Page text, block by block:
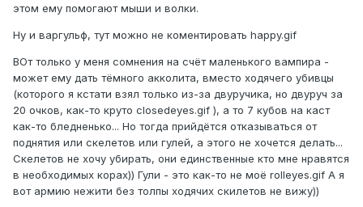
этом ему помогают мыши и волки.
Ну и варгульф, тут можно не коментировать happy.gif
ВОт только у меня сомнения на счёт маленького вампира -
может ему дать тёмного акколита, вместо ходячего убивцы
(которого я кстати взял только из-за двуручика, но двуруч за
20 очков, как-то круто closedeyes.gif ), а то 7 кубов на каст
как-то бледненько... Но тогда прийдётся отказываться от
поднятия или скелетов или гулей, а этого не хочется делать...
Скелетов не хочу убирать, они единственные кто мне нравятся
в необходимых корах)) Гули - это как-то не моё rolleyes.gif А я
вот армию нежити без толпы ходячих скилетов не вижу))